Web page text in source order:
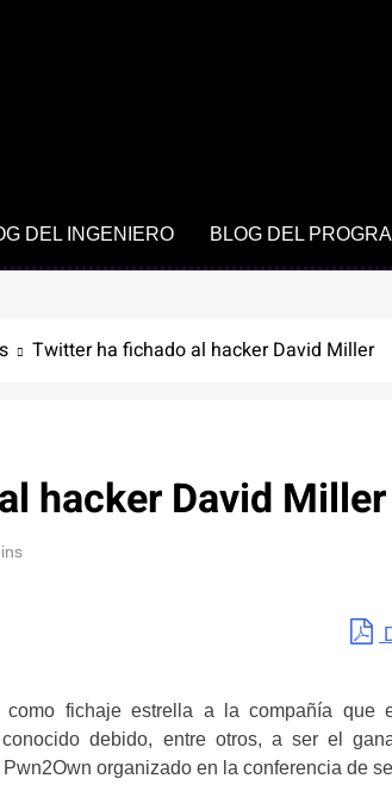
DEL INGENIERO BLOG DEL
Twitter ha fichado al hacker David Miller
hacker David Miller
fichaje estrella a la compañía que
debido, entre otros, a ser el
organizado en la conferencia de